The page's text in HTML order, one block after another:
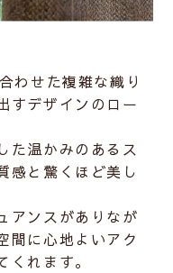
わせた複雑な織り
すデザインのロー
た温かみのあるス
感と驚くほど美し
アンスがありなが
間に心地よいアク
れます。